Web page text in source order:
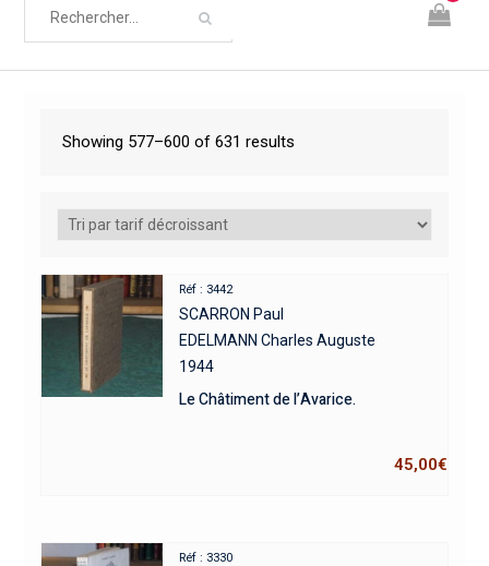
Showing 577–600 of 631 results
Réf : 3442
SCARRON Paul
EDELMANN Charles Auguste
1944
Le Châtiment de l’Avarice.
45,00€
Réf : 3330